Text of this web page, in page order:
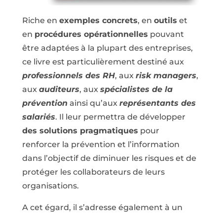
Riche en exemples concrets, en outils et
en procédures opérationnelles pouvant
être adaptées à la plupart des entreprises,
ce livre est particulièrement destiné aux
professionnels des RH, aux risk managers,
aux auditeurs, aux spécialistes de la
prévention ainsi qu’aux représentants des
salariés. Il leur permettra de développer
des solutions pragmatiques pour
renforcer la prévention et l’information
dans l’objectif de diminuer les risques et de
protéger les collaborateurs de leurs
organisations.
A cet égard, il s’adresse également à un